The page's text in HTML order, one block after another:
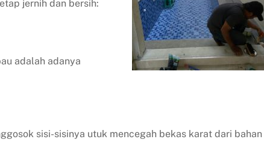
jernih dan bersih:
adalah adanya
sisi-sisinya utuk mencegah bekas karat dari bahan